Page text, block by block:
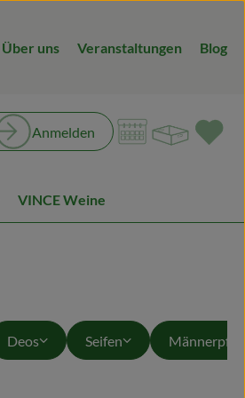
Über uns Veranstaltungen Blog
Anmelden
VINCE Weine
Deos Seifen